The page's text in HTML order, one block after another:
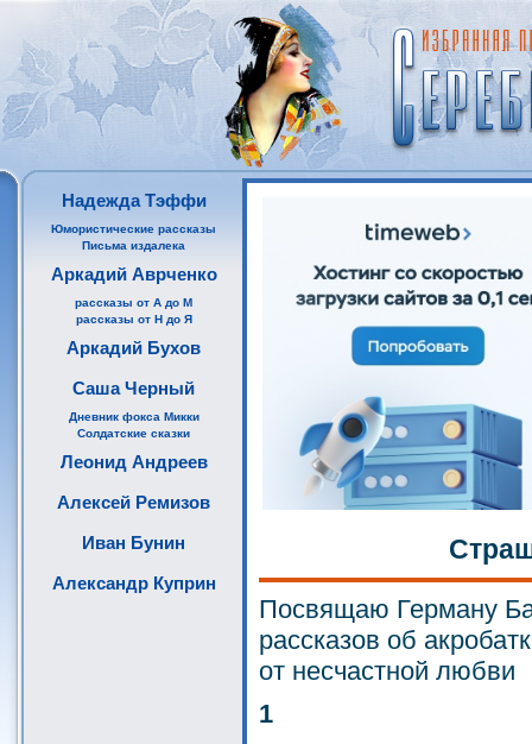
Надежда Тэффи
Юмористические рассказы
Письма издалека
Аркадий Аврченко
рассказы от А до М
рассказы от Н до Я
Аркадий Бухов
Саша Черный
Дневник фокса Микки
Солдатские сказки
Леонид Андреев
Алексей Ремизов
Иван Бунин
Александр Куприн
Посвящаю Герману
рассказов об
от несчастной любви
1